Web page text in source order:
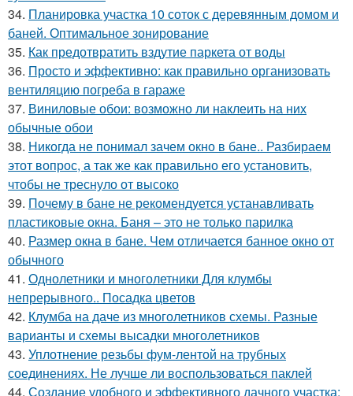
34. Планировка участка 10 соток с деревянным домом и
баней. Оптимальное зонирование
35. Как предотвратить вздутие паркета от воды
36. Просто и эффективно: как правильно организовать
вентиляцию погреба в гараже
37. Виниловые обои: возможно ли наклеить на них
обычные обои
38. Никогда не понимал зачем окно в бане.. Разбираем
этот вопрос, а так же как правильно его установить,
чтобы не треснуло от высоко
39. Почему в бане не рекомендуется устанавливать
пластиковые окна. Баня – это не только парилка
40. Размер окна в бане. Чем отличается банное окно от
обычного
41. Однолетники и многолетники Для клумбы
непрерывного.. Посадка цветов
42. Клумба на даче из многолетников схемы. Разные
варианты и схемы высадки многолетников
43. Уплотнение резьбы фум-лентой на трубных
соединениях. Не лучше ли воспользоваться паклей
44. Создание удобного и эффективного дачного участка: